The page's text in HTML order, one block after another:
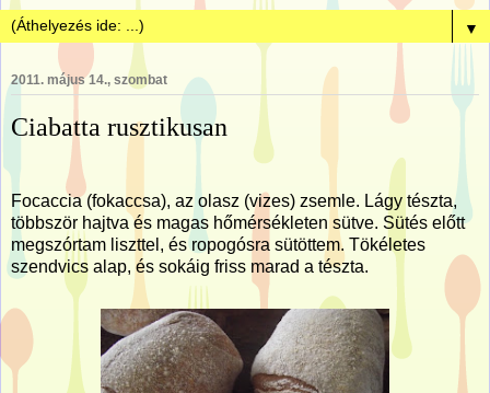
▼
2011. május 14., szombat
Ciabatta rusztikusan
Focaccia (fokaccsa), az olasz (vizes) zsemle. Lágy tészta,
többször hajtva és magas hőmérsékleten sütve. Sütés előtt
megszórtam liszttel, és ropogósra sütöttem. Tökéletes
szendvics alap, és sokáig friss marad a tészta.